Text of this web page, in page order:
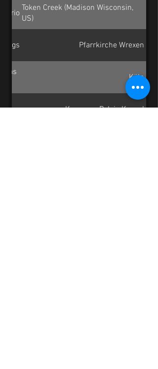
Token Creek (Madison Wisconsin,
US)
Trio
Pfarrkirche Wrexen
Köln
Kongress Palais Kassel